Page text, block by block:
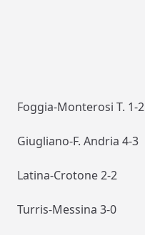
Foggia-Monterosi T. 1-2
Giugliano-F. Andria 4-3
Latina-Crotone 2-2
Turris-Messina 3-0